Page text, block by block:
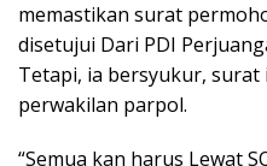
memastikan surat
disetujui Dari PDI
Tetapi, ia bersyukur,
perwakilan parpol.
“Semua kan harus Lewat